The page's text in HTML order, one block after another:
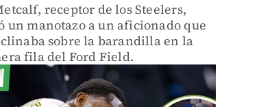
receptor de los Steelers,
un manotazo a un aficionado que
sobre la barandilla en la
fila del Ford Field.